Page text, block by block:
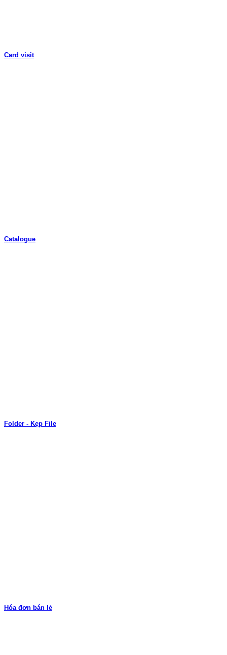
Card visit
Catalogue
Folder - Kẹp File
Hóa đơn bán lẻ